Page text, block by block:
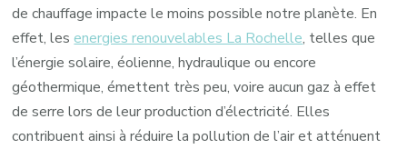
de chauffage impacte le moins possible notre planète. En
effet, les energies renouvelables La Rochelle, telles que
l’énergie solaire, éolienne, hydraulique ou encore
géothermique, émettent très peu, voire aucun gaz à effet
de serre lors de leur production d’électricité. Elles
contribuent ainsi à réduire la pollution de l’air et atténuent